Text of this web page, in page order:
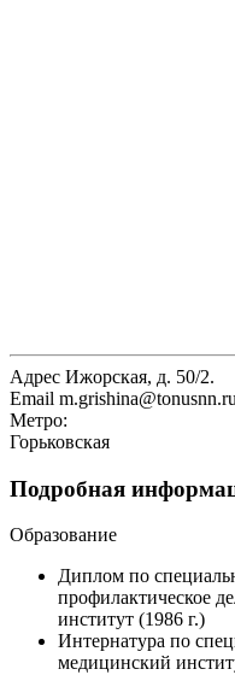
Адрес Ижорская, д. 50/2.
Email m.grishina@tonusnn.ru
Метро:
Горьковская
Подробная
Образование
Диплом по
профилактическое
институт (1986 г.)
Интернатура по
медицинский